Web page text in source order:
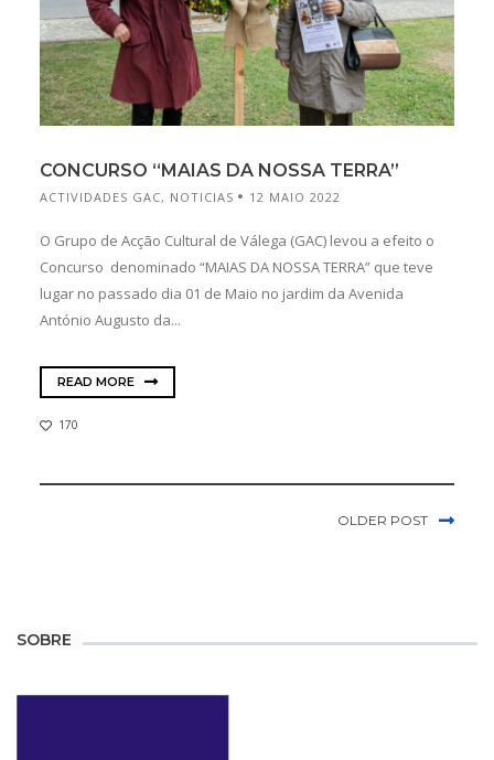
CONCURSO “MAIAS DA NOSSA TERRA”
ACTIVIDADES GAC, NOTICIAS 12 MAIO 2022
O Grupo de Acção Cultural de Válega (GAC) levou a efeito o
Concurso denominado “MAIAS DA NOSSA TERRA” que teve
lugar no passado dia 01 de Maio no jardim da Avenida
António Augusto da...
READ MORE
170
OLDER POST
SOBRE